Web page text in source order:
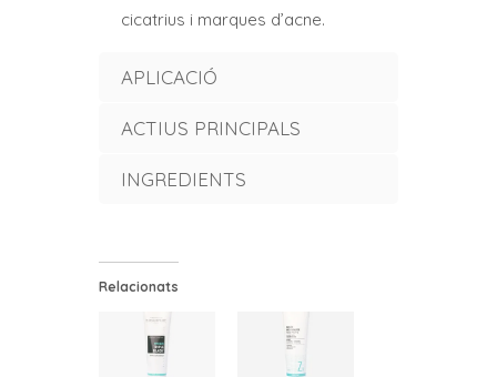
cicatrius i marques d’acne.
APLICACIÓ
ACTIUS PRINCIPALS
INGREDIENTS
Relacionats